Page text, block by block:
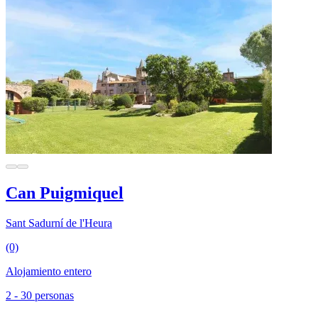
Can Puigmiquel
Sant Sadurní de l'Heura
(0)
Alojamiento entero
2 - 30 personas